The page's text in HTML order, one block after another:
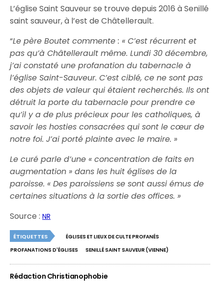
L’église Saint Sauveur se trouve depuis 2016 à Senillé
saint sauveur, à l’est de Châtellerault.
“Le père Boutet commente : « C’est récurrent et
pas qu’à Châtellerault même. Lundi 30 décembre,
j’ai constaté une profanation du tabernacle à
l’église Saint-Sauveur. C’est ciblé, ce ne sont pas
des objets de valeur qui étaient recherchés. Ils ont
détruit la porte du tabernacle pour prendre ce
qu’il y a de plus précieux pour les catholiques, à
savoir les hosties consacrées qui sont le cœur de
notre foi. J’ai porté plainte avec le maire. »
Le curé parle d’une « concentration de faits en
augmentation » dans les huit églises de la
paroisse. « Des paroissiens se sont aussi émus de
certaines situations à la sortie des offices. »
Source :NR
ÉTIQUETTES
ÉGLISES ET LIEUX DE CULTE PROFANÉS
PROFANATIONS D'ÉGLISES
SENILLÉ SAINT SAUVEUR (VIENNE)
Rédaction Christianophobie